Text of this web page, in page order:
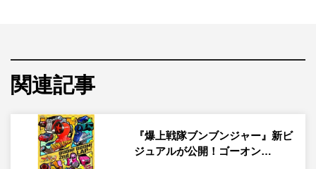
いシーンなどを語ってくれました。こちらでは、誌面に収
◆演じる玄蕃の魅力に思う部分は？
関連記事
『爆上戦隊ブンブンジャー』新ビ
ジュアルが公開！ゴーオン…